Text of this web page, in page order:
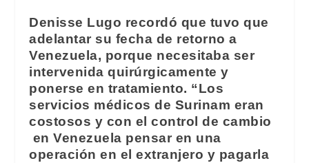
Denisse Lugo recordó que tuvo que
adelantar su fecha de retorno a
Venezuela, porque necesitaba ser
intervenida quirúrgicamente y
ponerse en tratamiento. “Los
servicios médicos de Surinam eran
costosos y con el control de cambio
en Venezuela pensar en una
operación en el extranjero y pagarla